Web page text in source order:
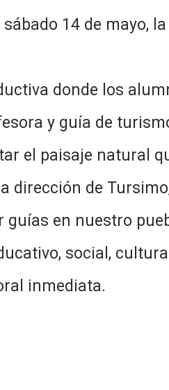
14 de mayo,
donde los
y guía de
el paisaje natural
dirección de
guías en nuestro
social,
inmediata.